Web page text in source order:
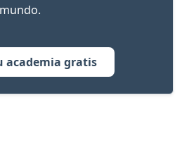
academia gratis